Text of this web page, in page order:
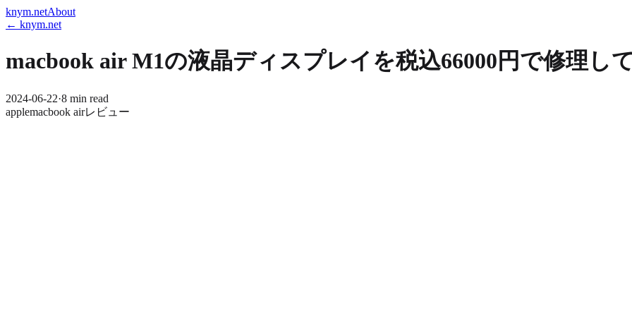
knym.netAbout
← knym.net
macbook air M1の液晶ディスプレイを税込66000円で修理し
2024-06-22·8 min read
applemacbook airレビュー